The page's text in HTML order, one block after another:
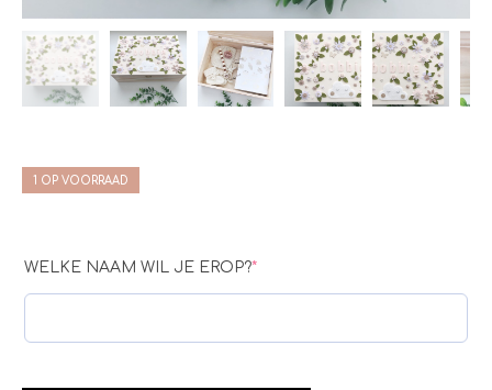
1 OP VOORRAAD
WELKE NAAM WIL JE EROP?*